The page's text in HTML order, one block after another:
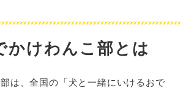
かけわんこ部とは
は、全国の「犬と一緒にいけるおで